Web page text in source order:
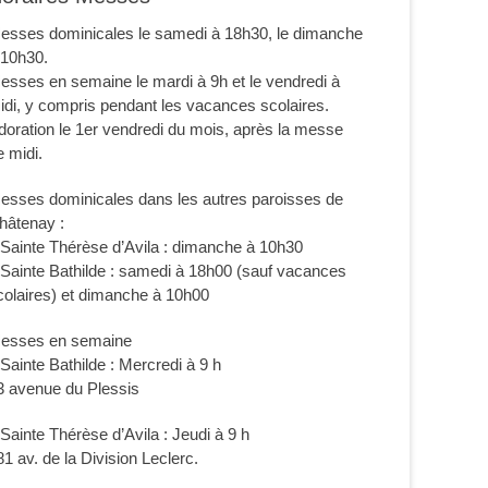
dominicales le samedi à 18h30, le dimanche
en semaine le mardi à 9h et le vendredi à
y compris pendant les vacances scolaires.
le 1er vendredi du mois, après la messe
midi.
dominicales dans les autres paroisses de
:
Thérèse d’Avila : dimanche à 10h30
Bathilde : samedi à 18h00 (sauf vacances
et dimanche à 10h00
en semaine
Bathilde : Mercredi à 9 h
avenue du Plessis
Thérèse d’Avila : Jeudi à 9 h
av. de la Division Leclerc.